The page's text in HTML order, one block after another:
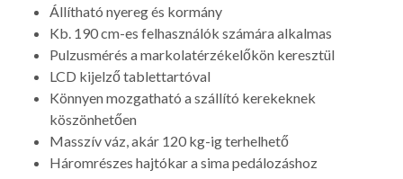
Állítható nyereg és kormány
Kb. 190 cm-es felhasználók számára alkalmas
Pulzusmérés a markolatérzékelőkön keresztül
LCD kijelző tablettartóval
Könnyen mozgatható a szállító kerekeknek
köszönhetően
Masszív váz, akár 120 kg-ig terhelhető
Háromrészes hajtókar a sima pedálozáshoz